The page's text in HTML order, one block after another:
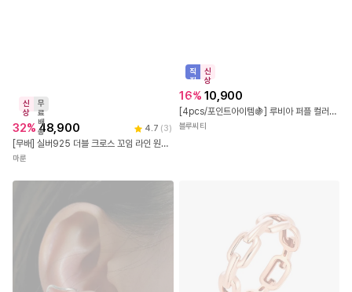
신
상
무
료
배
송
32% 48,900 4.7 (3)
[무배] 실버925 더블 크로스 꼬임 라인 원터치 링 귀걸이
마룬
직
진
배
송
신
상
16% 10,900
[4pcs/포인트아이템🍇] 루비아 퍼플 컬러 반투명 아크릴 볼드 뱅글 팔찌 세트
블루씨티